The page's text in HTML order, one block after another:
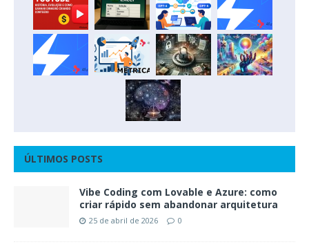
ÚLTIMOS POSTS
Vibe Coding com Lovable e Azure: como
criar rápido sem abandonar arquitetura
25 de abril de 2026 0